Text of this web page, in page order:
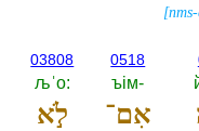
[
0518
ъiм-‎
אִם־
03808
љˈо:‎
לֹ֣א